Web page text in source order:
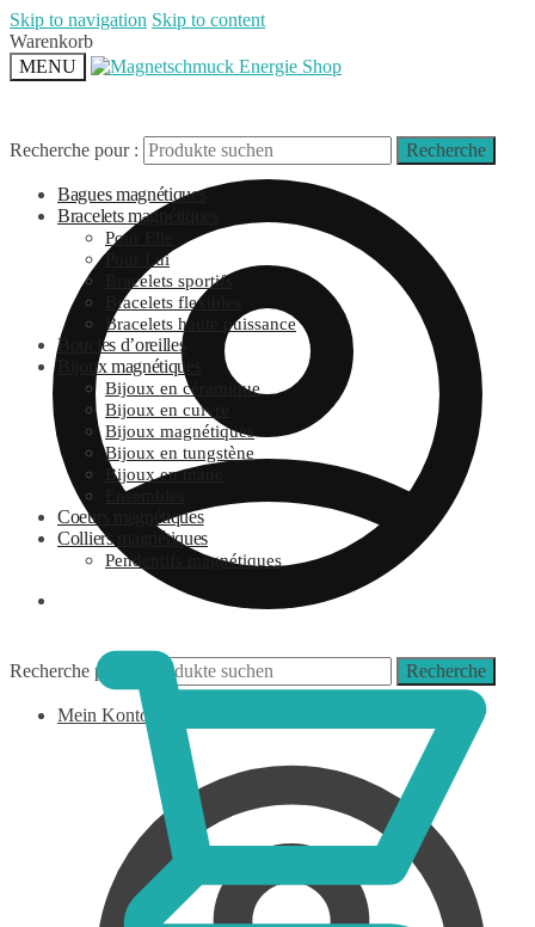
Skip to navigation Skip to content
Warenkorb
MENU
Recherche pour : Recherche
Mein Konto
Recherche pour : Recherche
Bagues magnétiques
Bracelets magnétiques
Pour Elle
Pour Lui
Bracelets sportifs
Bracelets flexibles
Bracelets haute puissance
Boucles d’oreilles
Bijoux magnétiques
Bijoux en céramique
Bijoux en cuivre
Bijoux magnétiques
Bijoux en tungstène
Bijoux en titane
Ensembles
Coeurs magnétiques
Colliers magnétiques
Pendentifs magnétiques